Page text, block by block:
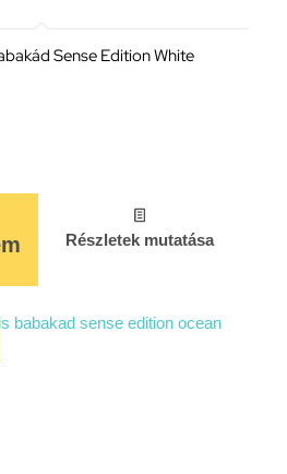
Sense Edition White
Részletek mutatása